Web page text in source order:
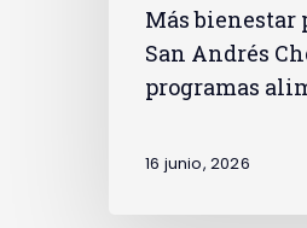
Más bienestar
San Andrés
programas
16 junio, 2026